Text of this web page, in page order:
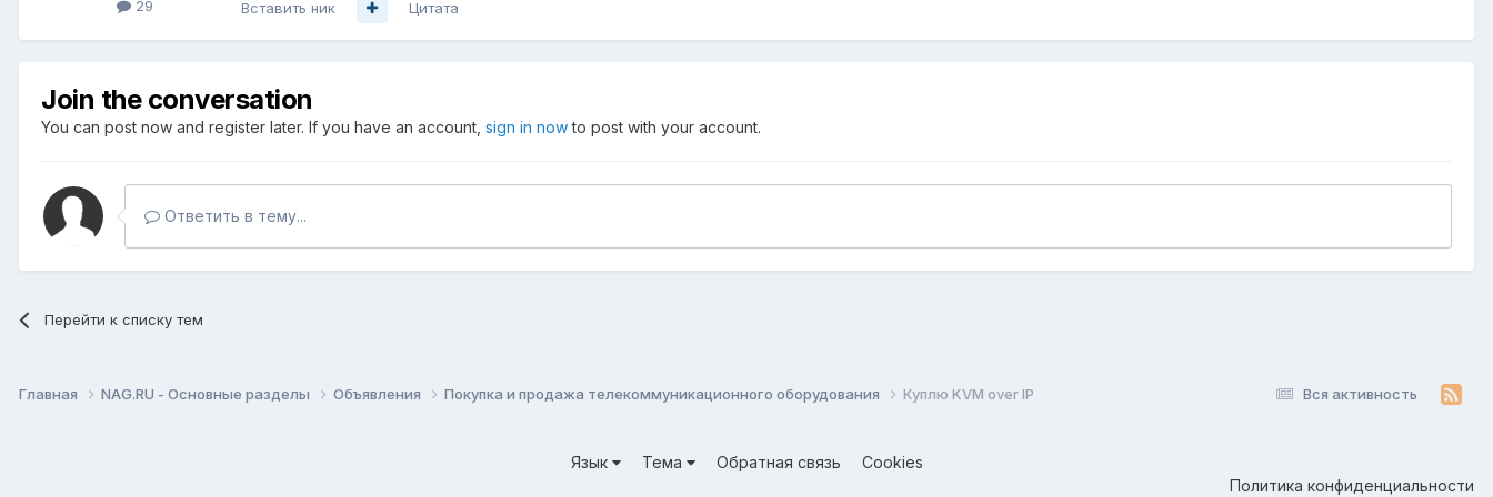
29 Вставить ник Цитата
Join the conversation
You can post now and register later. If you have an account, sign in nowto post with your account.
Ответить в тему...
Перейти к списку тем
Вся активность
Главная NAG.RU - Основные разделы Объявления Покупка и продажа телекоммуникационного оборудования Куплю KVM over IP
Язык Тема Обратная связь
Cookies
Политика конфиденциальности